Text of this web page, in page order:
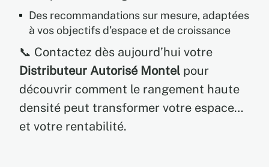
Des recommandations sur mesure, adaptées
à vos objectifs d’espace et de croissance
📞 Contactez dès aujourd’hui votre
Distributeur Autorisé Montel pour
découvrir comment le rangement haute
densité peut transformer votre espace…
et votre rentabilité.